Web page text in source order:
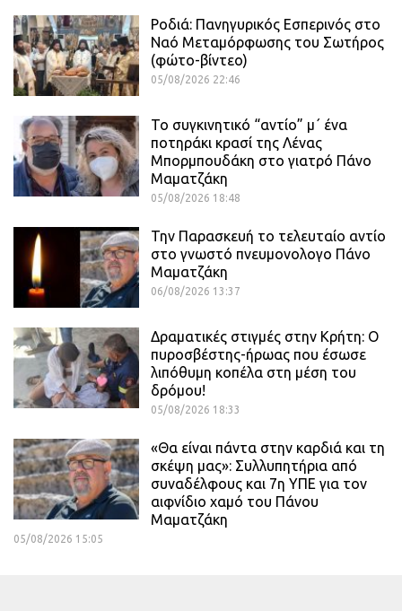
Ροδιά: Πανηγυρικός Εσπερινός στο
Ναό Μεταμόρφωσης του Σωτήρος
(φώτο-βίντεο)
05/08/2026 22:46
Το συγκινητικό “αντίο” μ΄ ένα
ποτηράκι κρασί της Λένας
Μπορμπουδάκη στο γιατρό Πάνο
Μαματζάκη
05/08/2026 18:48
Την Παρασκευή το τελευταίο αντίο
στο γνωστό πνευμονολογο Πάνο
Μαματζάκη
06/08/2026 13:37
Δραματικές στιγμές στην Κρήτη: Ο
πυροσβέστης-ήρωας που έσωσε
λιπόθυμη κοπέλα στη μέση του
δρόμου!
05/08/2026 18:33
«Θα είναι πάντα στην καρδιά και τη
σκέψη μας»: Συλλυπητήρια από
συναδέλφους και 7η ΥΠΕ για τον
αιφνίδιο χαμό του Πάνου
Μαματζάκη
05/08/2026 15:05